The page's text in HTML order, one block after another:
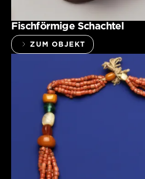
Fischförmige Schachtel
ZUM OBJEKT